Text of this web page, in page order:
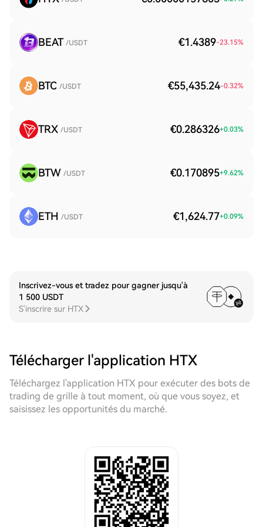
BEAT /USDT €1.4389-23.15%
BTC /USDT €55,435.24-0.32%
TRX /USDT €0.286326+0.03%
BTW /USDT €0.170895+9.62%
ETH /USDT €1,624.77+0.09%
Inscrivez-vous et tradez pour gagner jusqu'à
1 500 USDT
S'inscrire sur HTX
Télécharger l'application HTX
Téléchargez l'application HTX pour exécuter des bots de
trading de grille à tout moment, où que vous soyez, et
saisissez les opportunités du marché.